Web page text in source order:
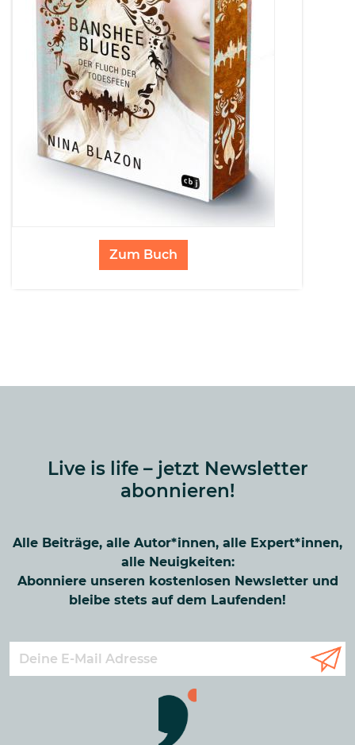
Zum Buch
Live is life – jetzt Newsletter
abonnieren!
Alle Beiträge, alle Autor*innen, alle Expert*innen,
alle Neuigkeiten:
Abonniere unseren kostenlosen Newsletter und
bleibe stets auf dem Laufenden!